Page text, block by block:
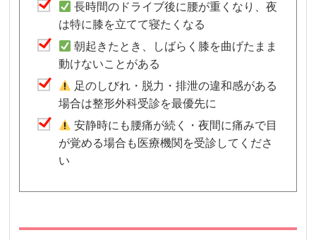
長時間のドライブ後に腰が重くなり、夜
は特に膝を立てて寝たくなる
朝起きたとき、しばらく膝を曲げたまま
動けないことがある
足のしびれ・脱力・排泄の違和感がある
場合は整形外科受診を最優先に
安静時にも腰痛が続く・夜間に痛みで目
が覚める場合も医療機関を受診してくださ
い